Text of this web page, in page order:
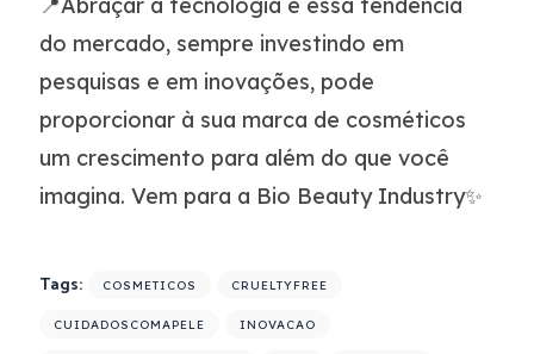
do mercado, sempre investindo em
pesquisas e em inovações, pode
proporcionar à sua marca de cosméticos
um crescimento para além do que você
imagina. Vem para a Bio Beauty Industry✨
Tags: COSMETICOS CRUELTYFREE
CUIDADOSCOMAPELE INOVACAO